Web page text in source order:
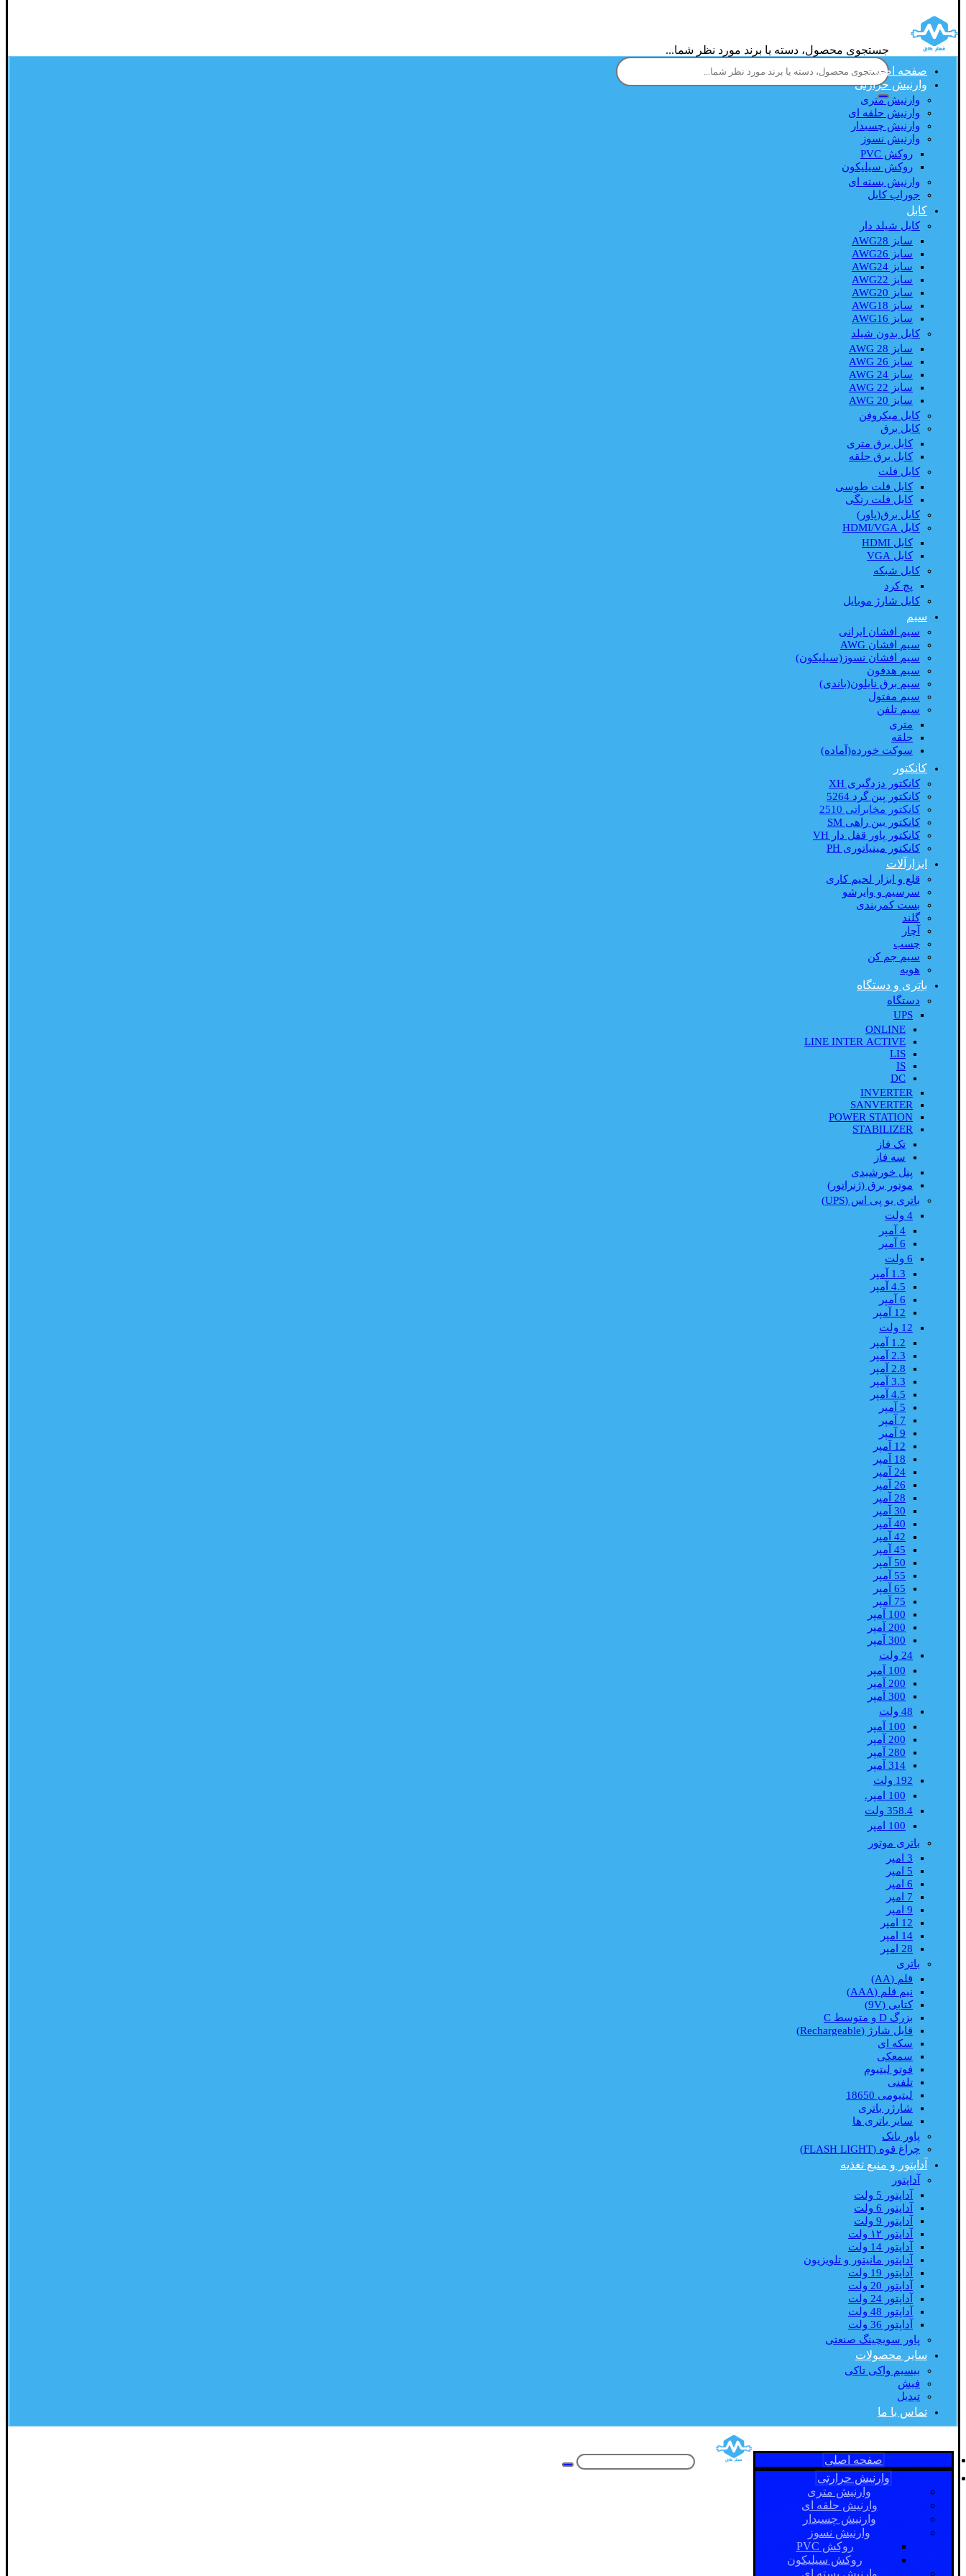
جستجوی محصول، دسته یا برند مورد نظر شما...
صفحه اصلی
وارنیش حرارتی
وارنیش متری
وارنیش حلقه ای
وارنیش چسبدار
وارنیش نسوز
روکش PVC
روکش سیلیکون
وارنیش بسته ای
جوراب کابل
کابل
کابل شیلد دار
سایز AWG28
سایز AWG26
سایز AWG24
سایز AWG22
سایز AWG20
سایز AWG18
سایز AWG16
کابل بدون شیلد
سایز AWG 28
سایز AWG 26
سایز AWG 24
سایز AWG 22
سایز AWG 20
کابل میکروفن
کابل برق
کابل برق متری
کابل برق حلقه
کابل فلت
کابل فلت طوسی
کابل فلت رنگی
کابل برق(پاور)
کابل HDMI/VGA
کابل HDMI
کابل VGA
کابل شبکه
پچ کرد
کابل شارژ موبایل
سیم
سیم افشان ایرانی
سیم افشان AWG
سیم افشان نسوز(سیلیکون)
سیم هدفون
سیم برق نایلون(باندی)
سیم مفتول
سیم تلفن
متری
حلقه
سوکت خورده(آماده)
کانکتور
کانکتور دزدگیری XH
کانکتور پین گرد 5264
کانکتور مخابراتی 2510
کانکتور بین راهی SM
کانکتور پاور قفل دار VH
کانکتور مینیاتوری PH
ابزارآلات
قلع و ابزار لحیم کاری
سرسیم و وایرشو
بست کمربندی
گلند
آچار
چسب
سیم جم کن
هویه
باتری و دستگاه
دستگاه
UPS
ONLINE
LINE INTER ACTIVE
LIS
IS
DC
INVERTER
SANVERTER
POWER STATION
STABILIZER
تک فاز
سه فاز
پنل خورشیدی
موتور برق (ژنراتور)
باتری یو پی اس (UPS)
4 ولت
4 آمپر
6 آمپر
6 ولت
1.3 آمپر
4.5 آمپر
6 آمپر
12 آمپر
12 ولت
1.2 آمپر
2.3 آمپر
2.8 آمپر
3.3 آمپر
4.5 آمپر
5 آمپر
7 آمپر
9 آمپر
12 آمپر
18 آمپر
24 آمپر
26 آمپر
28 آمپر
30 آمپر
40 آمپر
42 آمپر
45 آمپر
50 آمپر
55 آمپر
65 آمپر
75 آمپر
100 آمپر
200 آمپر
300 آمپر
24 ولت
100 آمپر
200 آمپر
300 آمپر
48 ولت
100 آمپر
200 آمپر
280 آمپر
314 آمپر
192 ولت
100 امپر.
358.4 ولت
100 امپر
باتری موتور
3 امپر
5 امپر
6 امپر
7 امپر
9 امپر
12 امپر
14 امپر
28 امپر
باتری
قلم (AA)
نیم قلم (AAA)
کتابی (9V)
بزرگ D و متوسط C
قابل شارژ (Rechargeable)
سکه ای
سمعکی
فوتو لیتیوم
تلفنی
لیتیومی 18650
شارژر باتری
سایر باتری ها
پاور بانک
چراغ قوه (FLASH LIGHT)
آداپتور و منبع تغذیه
آداپتور
آداپتور 5 ولت
آداپتور 6 ولت
آداپتور 9 ولت
آداپتور ۱۲ ولت
آداپتور 14 ولت
آداپتور مانیتور و تلویزیون
آداپتور 19 ولت
آداپتور 20 ولت
آداپتور 24 ولت
آداپتور 48 ولت
آداپتور 36 ولت
پاور سویچینگ صنعتی
سایر محصولات
بیسیم واکی تاکی
فیش
تبدیل
تماس با ما
صفحه اصلی
وارنیش حرارتی
وارنیش متری
وارنیش حلقه ای
وارنیش چسبدار
وارنیش نسوز
روکش PVC
روکش سیلیکون
وارنیش بسته ای